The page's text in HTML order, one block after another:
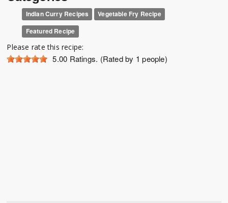
Indian Curry Recipes
Vegetable Fry Recipe
Featured Recipe
Please rate this recipe:
5.00 Ratings. (Rated by 1 people)